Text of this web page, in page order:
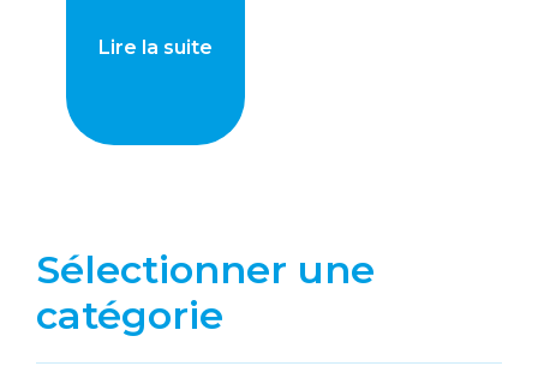
Lire la suite
Sélectionner une
catégorie